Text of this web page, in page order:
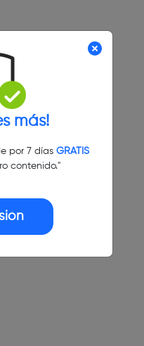
más!
por 7 días GRATIS
contenido."